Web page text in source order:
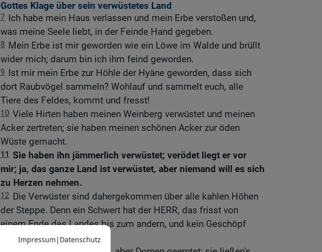
Gottes Klage über sein verwüstetes Land
7 Ich habe mein Haus verlassen und mein Erbe verstoßen und,
was meine Seele liebt, in der Feinde Hand gegeben.
8 Mein Erbe ist mir geworden wie ein Löwe im Walde und brüllt
wider mich; darum bin ich ihm feind geworden.
9 Ist mir mein Erbe zur Höhle der Hyäne geworden, dass sich
dort Raubvögel sammeln? Wohlauf und sammelt euch, alle
Tiere des Feldes, kommt und fresst!
10 Viele Hirten haben meinen Weinberg verwüstet und meinen
Acker zertreten; sie haben meinen schönen Acker zur öden
Wüste gemacht.
11 Sie haben ihn jämmerlich verwüstet; verödet liegt er vor
mir; ja, das ganze Land ist verwüstet, aber niemand will es sich
zu Herzen nehmen.
12 Die Verwüster sind dahergekommen über alle kahlen Höhen
der Steppe. Denn ein Schwert hat der HERR, das frisst von
einem Ende des Landes bis zum andern, und kein Geschöpf
wird Frieden haben.